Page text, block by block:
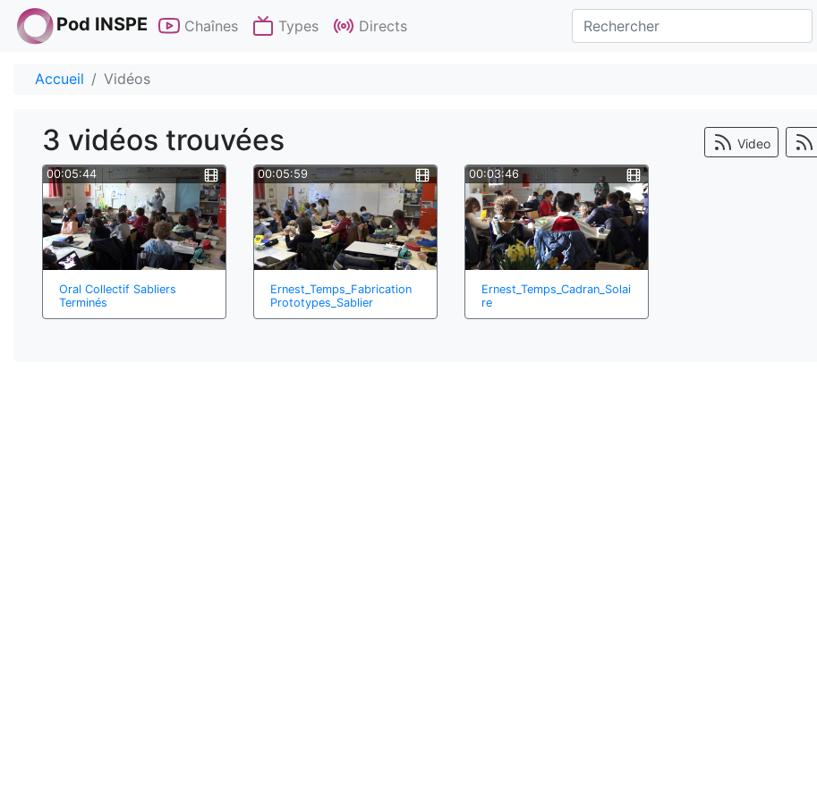
Pod INSPE Chaînes Types Directs
Accueil Vidéos
3 vidéos trouvées Video
00:05:44
Oral Collectif Sabliers
Terminés
00:05:59
Ernest_Temps_Fabrication
Prototypes_Sablier
00:03:46
Ernest_Temps_Cadran_Solai
re